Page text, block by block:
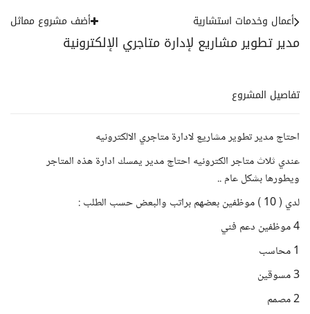
مدير تطوير مشاريع لإدارة متاجري الإلكترونية
أعمال وخدمات استشارية أضف مشروع مماثل
تفاصيل المشروع
احتاج مدير تطوير مشاريع لادارة متاجري الالكترونيه
عندي ثلاث متاجر الكترونيه احتاج مدير يمسك ادارة هذه المتاجر
ويطورها بشكل عام ..
لدي ( 10 ) موظفين بعضهم براتب والبعض حسب الطلب :
4 موظفين دعم فني
1 محاسب
3 مسوقين
2 مصمم